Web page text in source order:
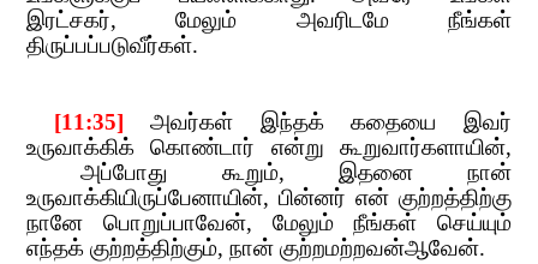
இரட்சகர்,​​மேலும் அவரிடமே நீங்கள்
திருப்பப்படுவீர்கள்.
​​ [11:35] ​​அவர்கள் இந்தக் கதையை இவர்
உருவாக்கிக் கொண்டார் என்று கூறுவார்களாயின்,​​
அப்போது கூறும்,​​ இதனை நான்
உருவாக்கியிருப்பேனாயின்,​​பின்னர் என் குற்றத்திற்கு
நானே பொறுப்பாவேன்,​​ மேலும் நீங்கள் செய்யும்
எந்தக் குற்றத்திற்கும்,​​நான் குற்றமற்றவன்ஆவேன்.